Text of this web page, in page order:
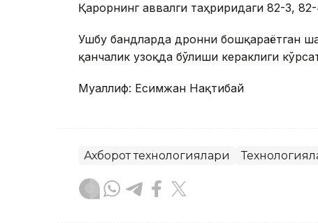
Қарорнинг аввалги таҳриридаги 82-3,
Ушбу бандларда дронни бошқараётган
қанчалик узоқда бўлиши кераклиги
Муаллиф: Есимжан Нақтибай
Ахборот технологиялари